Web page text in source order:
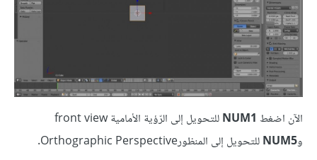
الآن اضغط NUM1
للتحويل إلى الرّؤية الأمامية front view
وNUM5للتحويل إلى المنظورOrthographic Perspective.